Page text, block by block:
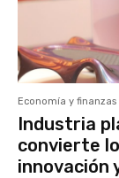
Economía y finanzas
Industria
convierte
innovación